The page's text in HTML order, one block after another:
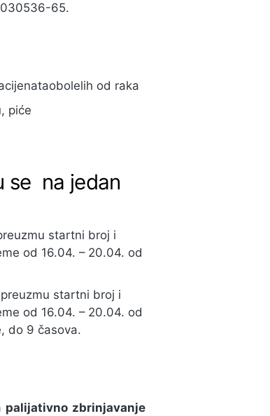
65.
od raka
piće
se na jedan
startni broj i
od 16.04. – 20.04. od
startni broj i
od 16.04. – 20.04. od
do 9 časova.
palijativno zbrinjavanje